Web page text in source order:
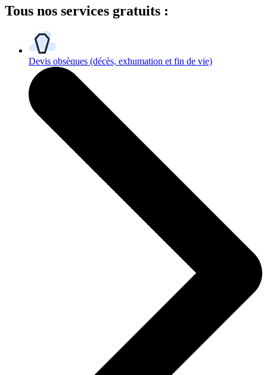
Tous nos services gratuits :
Devis obsèques (décès, exhumation et fin de vie)